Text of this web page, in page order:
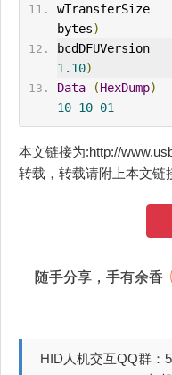
bytes)
1.10)
Data
(HexDump)
10 10 01
本文链接为:http://
转载，转载请附上本文链
随手分享，手有余香
HID人机交互QQ群：